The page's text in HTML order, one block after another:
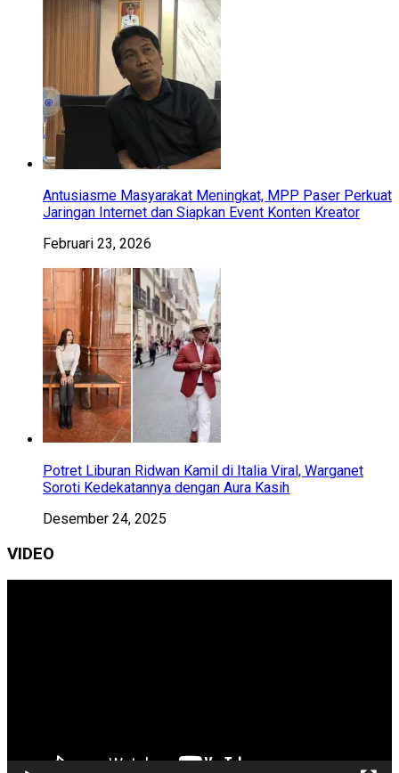
Antusiasme Masyarakat Meningkat, MPP Paser Perkuat
Jaringan Internet dan Siapkan Event Konten Kreator
Februari 23, 2026
Potret Liburan Ridwan Kamil di Italia Viral, Warganet
Soroti Kedekatannya dengan Aura Kasih
Desember 24, 2025
VIDEO